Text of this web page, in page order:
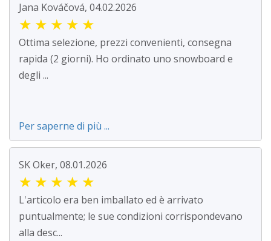
Jana Kováčová, 04.02.2026
★ ★ ★ ★ ★
Ottima selezione, prezzi convenienti, consegna
rapida (2 giorni). Ho ordinato uno snowboard e
degli ...
Per saperne di più ...
SK Oker, 08.01.2026
★ ★ ★ ★ ★
L'articolo era ben imballato ed è arrivato
puntualmente; le sue condizioni corrispondevano
alla desc...